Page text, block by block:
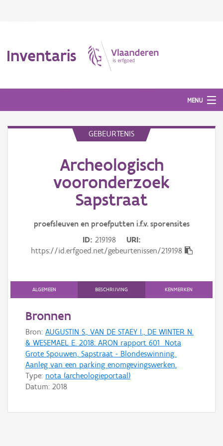
Inventaris
MENU
Aanduidingsobject
Gebeurtenis
Persoon of collectief
Hergebruik
Aanmelden
GEBEURTENIS
Archeologisch
vooronderzoek
Sapstraat
proefsleuven en proefputten i.f.v. sporensites
ID 219198
URI
https://id.erfgoed.net/gebeurtenissen/219198
ALGEMEEN BESCHRIJVING KENMERKEN
Bronnen
Bron: AUGUSTIN S., VAN DE STAEY I., DE WINTER N.
& WESEMAEL E. 2018: ARON rapport 601  Nota
Grote Spouwen, Sapstraat - Blondeswinning 
Aanleg van een parking enomgevingswerken.
Type: nota (archeologieportaal)
Datum: 2018